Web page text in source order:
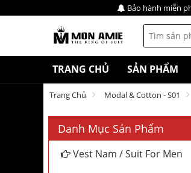
Bảo hành miễn
TRANG CHỦ SẢN PHẨM
Trang Chủ Modal & Cotton - S01
Danh Mục Sản Phẩm
Vest Nam / Suit For Men